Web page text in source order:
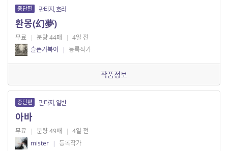
중단편 판타지, 호러
환몽(幻夢)
무료 | 분량 44매 | 4일 전
슬픈거북이
| 등록작가
작품정보
중단편 판타지, 일반
아바
무료 | 분량 49매 | 4일 전
mister | 등록작가